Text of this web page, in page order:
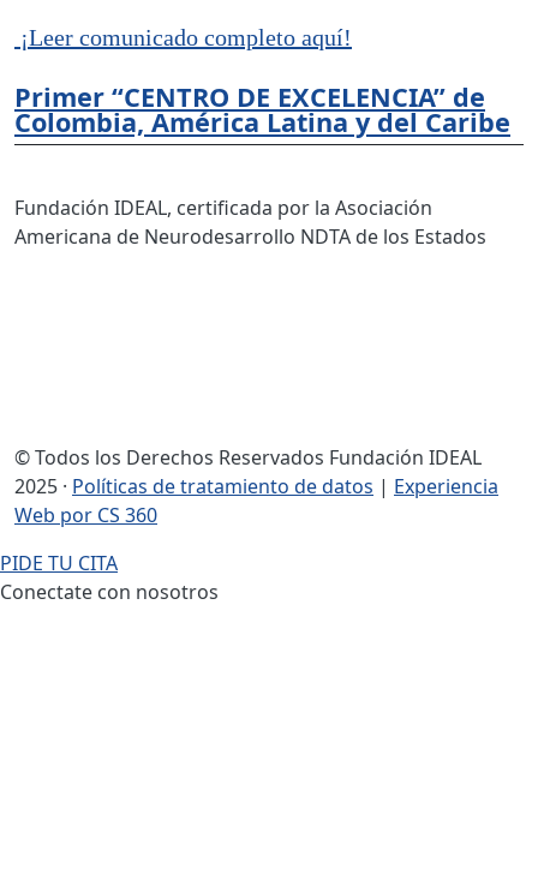
¡Leer comunicado completo aquí!
Primer “CENTRO DE EXCELENCIA” de
Colombia, América Latina y del Caribe
Fundación IDEAL, certificada por la Asociación
Americana de Neurodesarrollo NDTA de los Estados
© Todos los Derechos Reservados Fundación IDEAL
2025 · Políticas de tratamiento de datos | Experiencia
Web por CS 360
PIDE TU CITA
Conectate con nosotros